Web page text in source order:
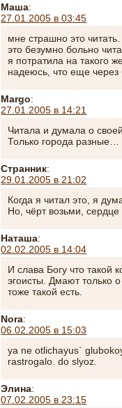
Маша:
27.01.2005 в 03:45
мне страшно это читать.
это безумно больно
я потратила на такого
надеюсь, что еще
Margo:
27.01.2005 в 14:21
Читала и думала о
Только города разные…
Странник:
29.01.2005 в 21:02
Когда я читал это, я
Но, чёрт возьми,
Наташа:
02.02.2005 в 14:04
И слава Богу что такой
эгоисты. Дмают только
тоже такой есть.
Nora:
06.02.2005 в 15:03
ya ne otlichayus`
rastrogalo. do slyoz.
Элина:
07.02.2005 в 23:15